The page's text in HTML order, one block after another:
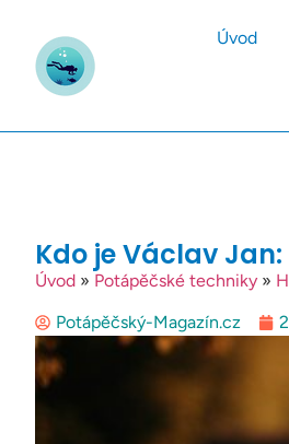
Úvod
Kdo je Václav
Úvod » Potápěčské techniky »
Potápěčský-Magazín.cz